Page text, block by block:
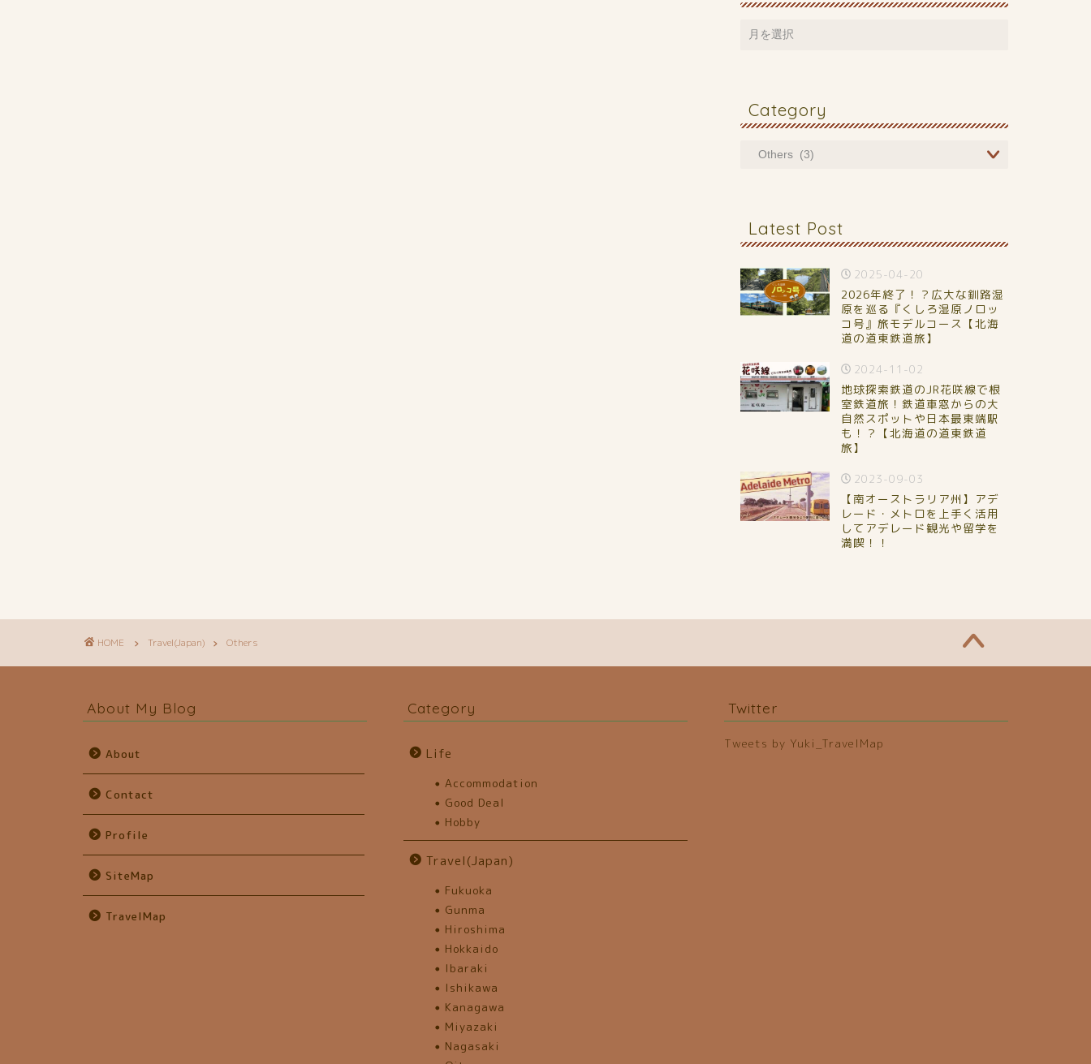
Category
Latest Post
2025-04-20
2026年終了！？広大な釧路湿
原を巡る『くしろ湿原ノロッ
コ号』旅モデルコース【北海
道の道東鉄道旅】
2024-11-02
地球探索鉄道のJR花咲線で根
室鉄道旅！鉄道車窓からの大
自然スポットや日本最東端駅
も！？【北海道の道東鉄道
旅】
2023-09-03
【南オーストラリア州】アデ
レード・メトロを上手く活用
してアデレード観光や留学を
満喫！！
HOME Travel(Japan) Others
About My Blog
About
Contact
Profile
SiteMap
TravelMap
Category
Life
Accommodation
Good Deal
Hobby
Travel(Japan)
Fukuoka
Gunma
Hiroshima
Hokkaido
Ibaraki
Ishikawa
Kanagawa
Miyazaki
Nagasaki
Twitter
Tweets by Yuki_TravelMap